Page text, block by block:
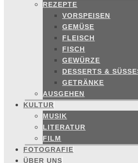
REZEPTE
VORSPEISEN
GEMÜSE
FLEISCH
FISCH
GEWÜRZE
DESSERTS & SÜSSES
GETRÄNKE
AUSGEHEN
KULTUR
MUSIK
LITERATUR
FILM
FOTOGRAFIE
ÜBER UNS